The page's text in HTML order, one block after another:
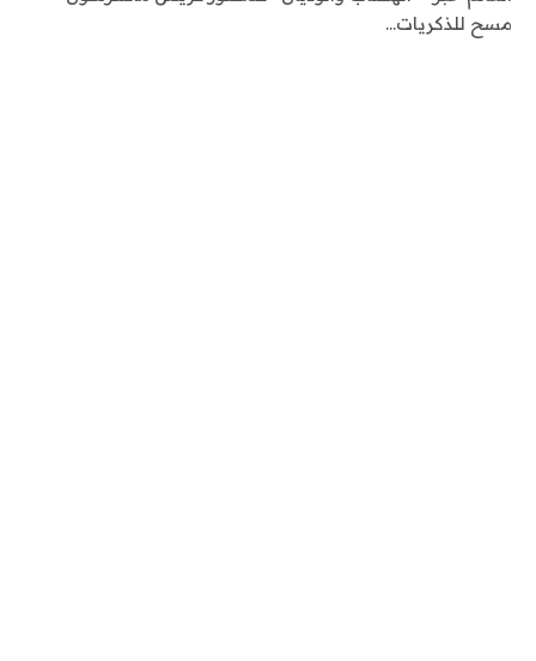
مسح للذكريات…